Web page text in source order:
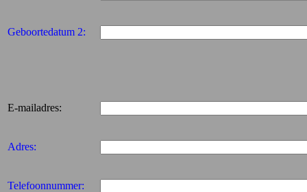
Geboortedatum 2:
E-mailadres:
Adres:
Telefoonnummer: